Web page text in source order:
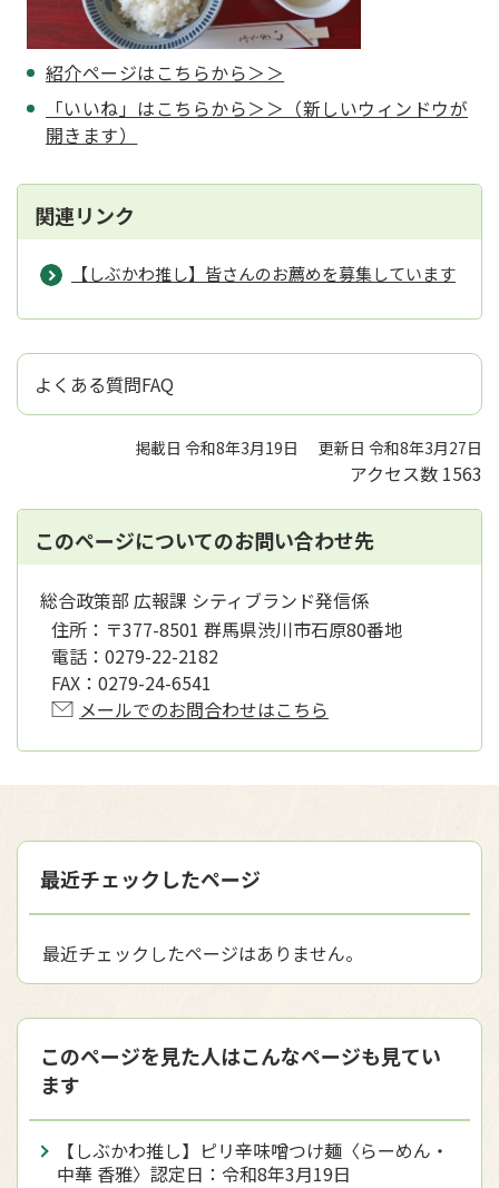
紹介ページはこちらから＞＞
「いいね」はこちらから＞＞（新しいウィンドウが
開きます）
関連リンク
【しぶかわ推し】皆さんのお薦めを募集しています
よくある質問FAQ
掲載日 令和8年3月19日 更新日 令和8年3月27日
アクセス数 1563
このページについてのお問い合わせ先
総合政策部 広報課 シティブランド発信係
住所： 〒377-8501 群馬県渋川市石原80番地
電話： 0279-22-2182
FAX： 0279-24-6541
メールでのお問合わせはこちら
最近チェックしたページ
最近チェックしたページはありません。
このページを見た人はこんなページも見てい
ます
【しぶかわ推し】ピリ辛味噌つけ麺〈らーめん・
中華 香雅〉認定日：令和8年3月19日